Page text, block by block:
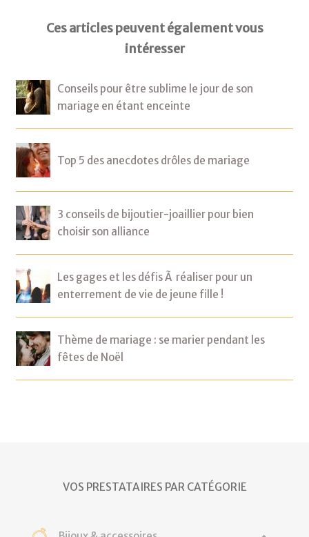
Ces articles peuvent également vous
intéresser
Conseils pour être sublime le jour de son
mariage en étant enceinte
Top 5 des anecdotes drôles de mariage
3 conseils de bijoutier-joaillier pour bien
choisir son alliance
Les gages et les défis Ã réaliser pour un
enterrement de vie de jeune fille !
Thème de mariage : se marier pendant les
fêtes de Noël
VOS PRESTATAIRES PAR CATÉGORIE